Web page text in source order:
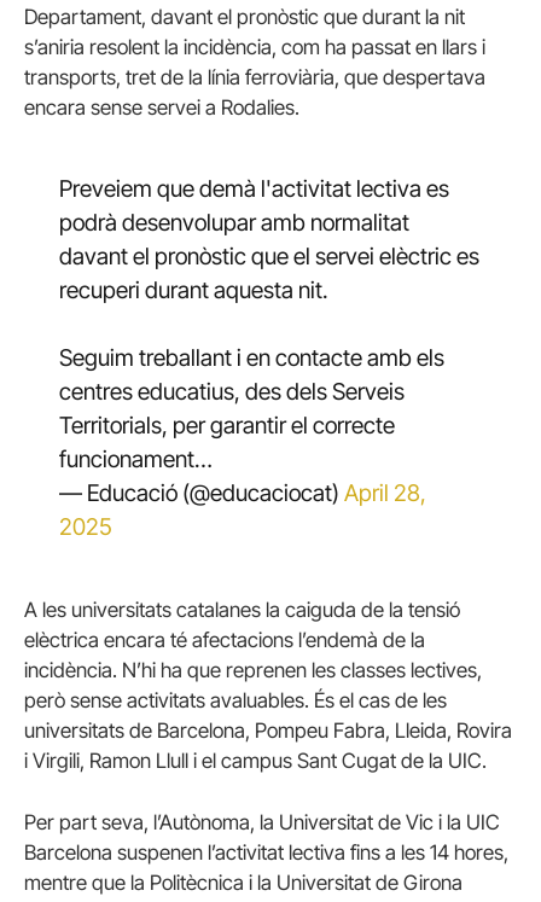
Departament, davant el pronòstic que durant la nit
s’aniria resolent la incidència, com ha passat en llars i
transports, tret de la línia ferroviària, que despertava
encara sense servei a Rodalies.
Preveiem que demà l'activitat lectiva es
podrà desenvolupar amb normalitat
davant el pronòstic que el servei elèctric es
recuperi durant aquesta nit.
Seguim treballant i en contacte amb els
centres educatius, des dels Serveis
Territorials, per garantir el correcte
funcionament…
— Educació (@educaciocat) April 28,
2025
A les universitats catalanes la caiguda de la tensió
elèctrica encara té afectacions l’endemà de la
incidència. N’hi ha que reprenen les classes lectives,
però sense activitats avaluables. És el cas de les
universitats de Barcelona, Pompeu Fabra, Lleida, Rovira
i Virgili, Ramon Llull i el campus Sant Cugat de la UIC.
Per part seva, l’Autònoma, la Universitat de Vic i la UIC
Barcelona suspenen l’activitat lectiva fins a les 14 hores,
mentre que la Politècnica i la Universitat de Girona